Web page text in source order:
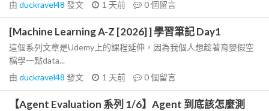
由 duckravel48 發文 1 天前 0個留言
[Machine Learning A-Z [2026] ] 學習筆記 Day1
這個系列文章是Udemy上的課程延伸，因為我個人想趁著育嬰假空
檔學一點data...
由 duckravel48 發文 1 天前 0個留言
【Agent Evaluation 系列 1/6】Agent 到底該怎麼測